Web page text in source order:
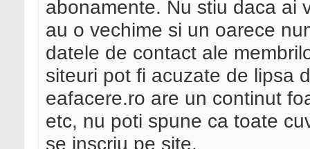
abonamente. Nu stiu daca ai
au o vechime si un oarece
datele de contact ale
siteuri pot fi acuzate de lipsa
eafacere.ro are un continut
etc, nu poti spune ca toate
se inscriu pe site.